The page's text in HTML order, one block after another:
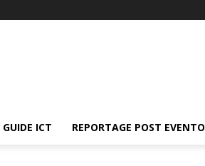
GUIDE ICT REPORTAGE POST EVENTO